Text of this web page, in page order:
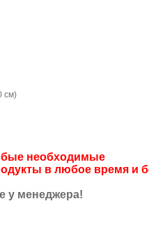
см)
необходимые
в любое время и
у менеджера!